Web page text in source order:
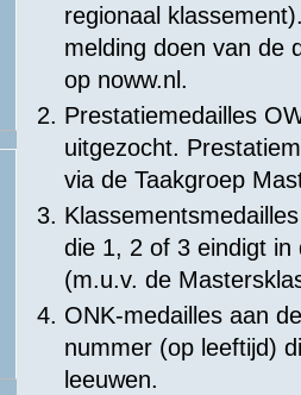
regionaal
melding doen van de
op noww.nl.
Prestatiemedailles
uitgezocht.
via de Taakgroep
die 1, 2 of 3 eindigt
(m.u.v. de
ONK-medailles aan
nummer (op leeftijd)
leeuwen.